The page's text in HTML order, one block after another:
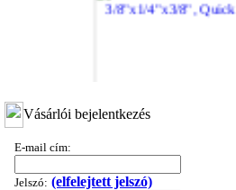
"T" elosztó-idom 3/8"x1/4"x3/
320,-Ft
---------
Vásárlói bejelentkezés
E-mail cím:
Jelszó: (elfelejtett jelszó)